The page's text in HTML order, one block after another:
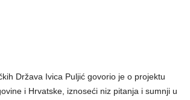
Država Ivica Puljić govorio je o projektu
i Hrvatske, iznoseći niz pitanja i sumnji u